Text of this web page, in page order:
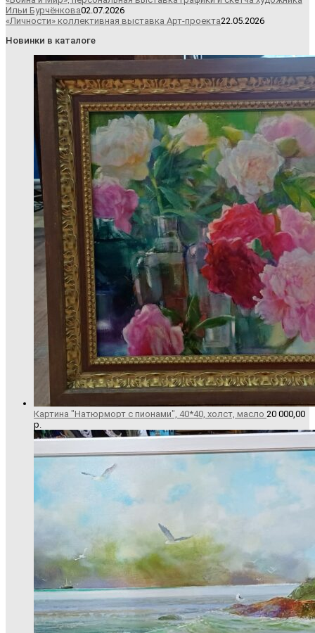
Ильи Бурчёнкова02.07.2026
«Личности» коллективная выставка Арт-проекта22.05.2026
Новинки в каталоге
Картина "Натюрморт с пионами", 40*40, холст, масло 20 000,00
р.